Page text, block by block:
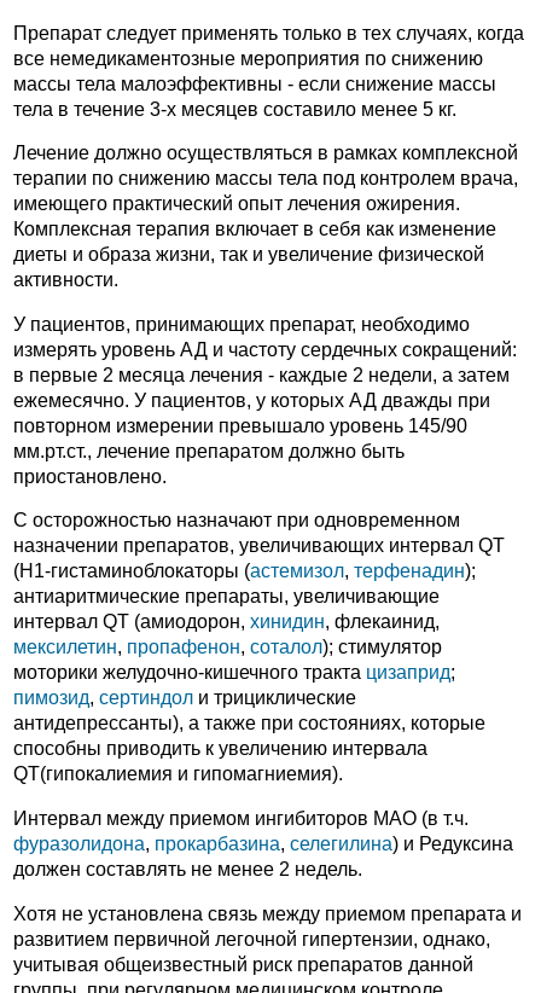
Препарат следует применять только в тех случаях, когда
все немедикаментозные мероприятия по снижению
массы тела малоэффективны - если снижение массы
тела в течение 3-х месяцев составило менее 5 кг.
Лечение должно осуществляться в рамках комплексной
терапии по снижению массы тела под контролем врача,
имеющего практический опыт лечения ожирения.
Комплексная терапия включает в себя как изменение
диеты и образа жизни, так и увеличение физической
активности.
У пациентов, принимающих препарат, необходимо
измерять уровень АД и частоту сердечных сокращений:
в первые 2 месяца лечения - каждые 2 недели, а затем
ежемесячно. У пациентов, у которых АД дважды при
повторном измерении превышало уровень 145/90
мм.рт.ст., лечение препаратом должно быть
приостановлено.
С осторожностью назначают при одновременном
назначении препаратов, увеличивающих интервал QT
(Н1-гистаминоблокаторы (астемизол, терфенадин);
антиаритмические препараты, увеличивающие
интервал QT (амиодорон, хинидин, флекаинид,
мексилетин, пропафенон, соталол); стимулятор
моторики желудочно-кишечного тракта цизаприд;
пимозид, сертиндол и трициклические
антидепрессанты), а также при состояниях, которые
способны приводить к увеличению интервала
QT(гипокалиемия и гипомагниемия).
Интервал между приемом ингибиторов МАО (в т.ч.
фуразолидона, прокарбазина, селегилина) и Редуксина
должен составлять не менее 2 недель.
Хотя не установлена связь между приемом препарата и
развитием первичной легочной гипертензии, однако,
учитывая общеизвестный риск препаратов данной